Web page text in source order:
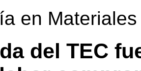
en Materiales
del TEC